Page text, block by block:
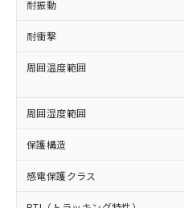
耐振動
耐衝撃
周囲温度範囲
周囲湿度範囲
保護構造
感電保護クラス
覧された時点
準価格とは異
正式な納期状
様のお取引先
ムロン制御機
オムロン制御機
販売ネッ
ください。
在庫状況およ
事前の承諾なく
鉛(Pb) 1000ppm以下、 水
六価クロム(Cr(Ⅵ))
類(PBB) 1000ppm以下、ポ
(PBDE) 1000ppm以下、フ
ル) (DEHP)(別名：DOP)
ルベンジル（BBP）
（DBP） 1000ppm以下、
但し、RoHS指令で産業用監
フタル酸エステル類の４物
図的な使用がないことを確
※2 対応予定月
*中国RoHS10物質の基準値
Pb(鉛) :1000ppm、 Hg(水
Cr(Ⅵ)(六価クロム) :
ニル類) : 1000ppm、
ル類) : 1000ppm、
DBP(フタル酸ジブチル) :
DEHP(フタル酸ビス(2-エチ
「ｅ」：有害物質（
国政府の輸出
可)を取得する
当社は規制貨
全に破砕する
いよう必要な手
当社は貴社製
ル、化学兵器
武器並びにこ
当社は、貴社製
場合は、上記1
一定数以上
一定数に
在庫なし(
いては、お
たはお客様
機器販売店
認ください)